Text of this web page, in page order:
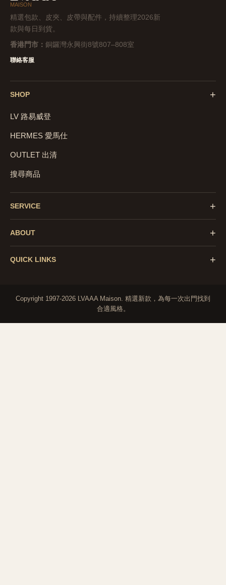
MAISON
精選包款、皮夾、皮帶與配件，持續整理2026新
款與每日到貨。
香港門市： 銅鑼灣永興街8號807–808室
聯絡客服
SHOP +
LV 路易威登
HERMES 愛馬仕
OUTLET 出清
搜尋商品
SERVICE +
ABOUT +
QUICK LINKS +
Copyright 1997-2026 LVAAA Maison. 精選新款，為每一次出門找到
合適風格。